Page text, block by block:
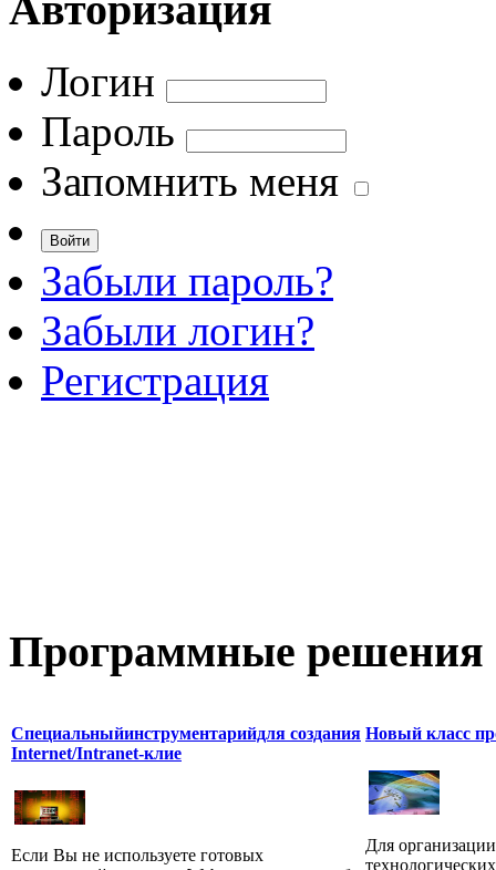
Логин
Пароль
Запомнить меня
Забыли пароль?
Забыли логин?
Регистрация
Программные решения
Специальныйинструментарийдля создания
Internet/Intranet-клие
Если Вы не используете готовых
Новый класс
Для